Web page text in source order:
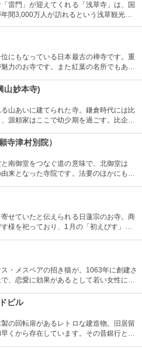
雷門」が迎えてくれる「浅草寺」は、国
間3,000万人が訪れるという浅草観光一
らも「観音様」の愛称で親しまれている
にもなっている日本最古の禅寺です。重
力のお寺です。また紅葉の名所でもあ
で自分の呼吸の音だけに耳を傾け、無心
山妙本寺)
る山あいに建てられた寺。鎌倉時代には比
源頼家はここで幼少期を過ごす。比企谷
四季折々の風景を楽しめます。
寺津村別院）
南御堂をつなぐ道の意味で、北御堂は
来となった寺院です。法要のほかにもさ
踊りが開催され、御堂筋に音頭が響きま
せていたと伝えられる日蓮宗のお寺。商
様を祀っており、1月の「初えびす」と
られている。
・メスペアの招き猫が。1063年に創建さ
、恋愛に効果があるとして若い女性に人
ビル
の回転扉があるレトロな建造物。旧居留
くから存在しています。その昔銀行とし